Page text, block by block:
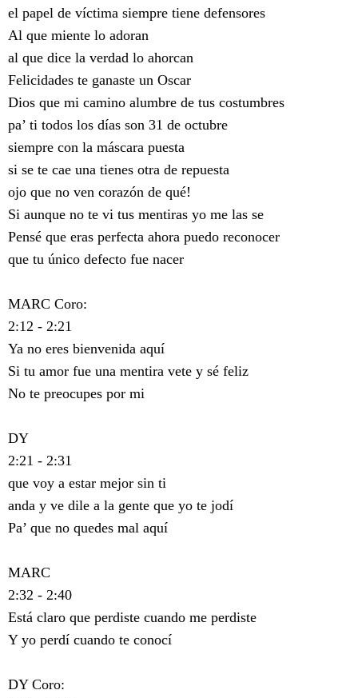
el papel de víctima siempre tiene defensores
Al que miente lo adoran
al que dice la verdad lo ahorcan
Felicidades te ganaste un Oscar
Dios que mi camino alumbre de tus costumbres
pa’ ti todos los días son 31 de octubre
siempre con la máscara puesta
si se te cae una tienes otra de repuesta
ojo que no ven corazón de qué!
Si aunque no te vi tus mentiras yo me las se
Pensé que eras perfecta ahora puedo reconocer
que tu único defecto fue nacer
MARC Coro:
2:12 - 2:21
Ya no eres bienvenida aquí
Si tu amor fue una mentira vete y sé feliz
No te preocupes por mi
DY
2:21 - 2:31
que voy a estar mejor sin ti
anda y ve dile a la gente que yo te jodí
Pa’ que no quedes mal aquí
MARC
2:32 - 2:40
Está claro que perdiste cuando me perdiste
Y yo perdí cuando te conocí
DY Coro: